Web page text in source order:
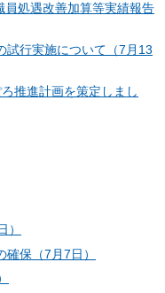
処遇改善加算等実績報告
試行実施について（7月13
推進計画を策定しまし
保（7月7日）